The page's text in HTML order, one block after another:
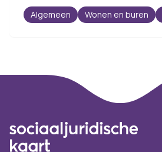
Algemeen Wonen en buren